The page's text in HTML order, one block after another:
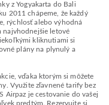
z Yogyakarta do Bali
2011 chápeme, že každý
rýchlosť alebo výhodná
najvhodnejšie letové
kliknutiami si
plány na plynulý a
vďaka ktorým si môžete
Využite zľavnené tarify bez
Airpaz je cestovanie do vašej
predtým. Rezervujte si